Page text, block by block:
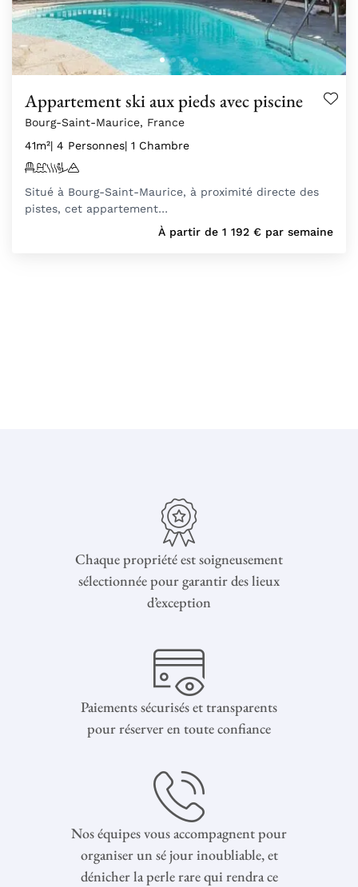
Appartement ski aux pieds avec piscine
Bourg-Saint-Maurice, France
41m²| 4 Personnes| 1 Chambre
Situé à Bourg-Saint-Maurice, à proximité directe des
pistes, cet appartement…
À partir de 1 192 € par semaine
Chaque propriété est soigneusement
sélectionnée pour garantir des lieux
d’exception
Paiements sécurisés et transparents
pour réserver en toute confiance
Nos équipes vous accompagnent pour
organiser un sé jour inoubliable, et
dénicher la perle rare qui rendra ce